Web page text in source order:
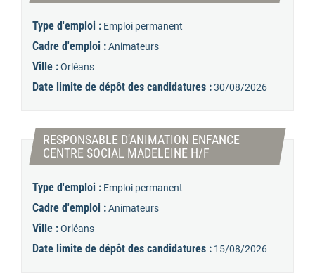
Type d'emploi : Emploi permanent
Cadre d'emploi :Animateurs
Ville :Orléans
Date limite de dépôt des candidatures :30/08/2026
RESPONSABLE D'ANIMATION ENFANCE
CENTRE SOCIAL MADELEINE H/F (Nouvelle fenêtre)
Type d'emploi : Emploi permanent
Cadre d'emploi :Animateurs
Ville :Orléans
Date limite de dépôt des candidatures : 15/08/2026